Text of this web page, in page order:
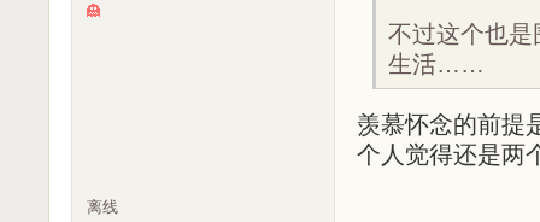
不过这个也
生活……
羡慕怀念的前提
个人觉得还是两
离线